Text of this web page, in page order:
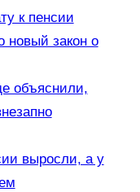
к пенсии
новый закон о
объяснили,
выросли, а у